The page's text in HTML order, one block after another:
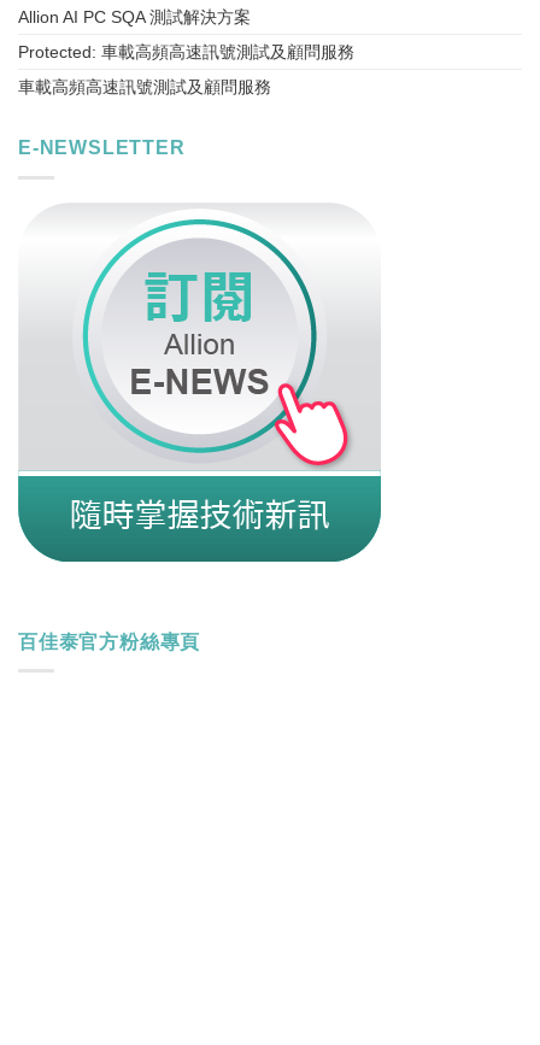
Allion AI PC SQA 測試解決方案
Protected: 車載高頻高速訊號測試及顧問服務
車載高頻高速訊號測試及顧問服務
E-NEWSLETTER
百佳泰官方粉絲專頁